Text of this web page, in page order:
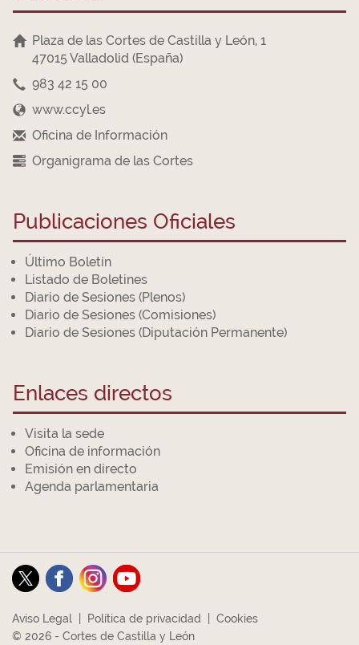
Plaza de las Cortes de Castilla y León, 1
47015 Valladolid (España)
983 42 15 00
www.ccyl.es
Oficina de Información
Organigrama de las Cortes
Publicaciones Oficiales
Último Boletín
Listado de Boletines
Diario de Sesiones (Plenos)
Diario de Sesiones (Comisiones)
Diario de Sesiones (Diputación Permanente)
Enlaces directos
Visita la sede
Oficina de información
Emisión en directo
Agenda parlamentaria
Aviso Legal Política de privacidad
Cookies
© 2026 - Cortes de Castilla y León